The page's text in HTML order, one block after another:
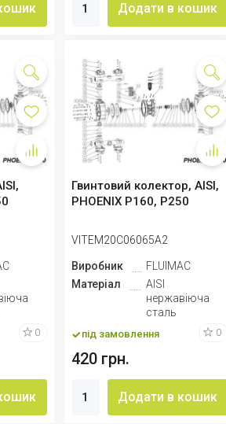
Додати в кошик
0
Гвинтовий колектор, AISI,
PHOENIX P160, P250
VITEM20C06065A2
Виробник
FLUIMAC
Матеріал
AISI
нержавіюча
сталь
під замовлення 0
420 грн.
Додати в кошик